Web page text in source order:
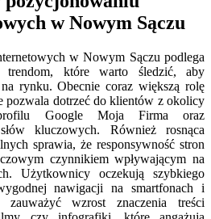
w Nowym Sączu
w Nowym Sączu podlega
trendom, które warto śledzić, aby
rynku. Obecnie coraz większą rolę
pozwala dotrzeć do klientów z okolicy
Google Moja Firma oraz
kluczowych. Również rosnąca
sprawia, że responsywność stron
czynnikiem wpływającym na
Użytkownicy oczekują szybkiego
nawigacji na smartfonach i
wzrost znaczenia treści